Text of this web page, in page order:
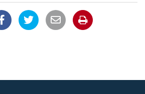
Partager sur Facebook
Partager sur Twitter
Partager par email
Imprimer la